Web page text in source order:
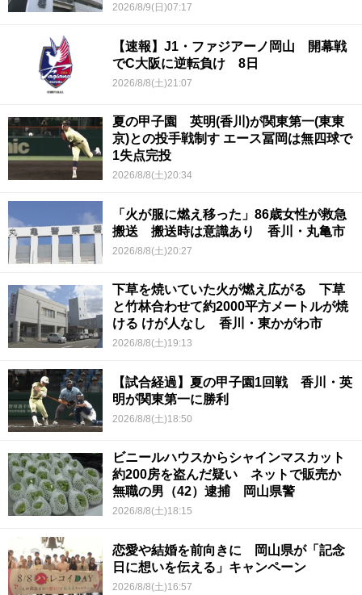
2026/8/9(日)07:17
【速報】J1・ファジアーノ岡山 開幕戦
でC大阪に逆転負け 8日
2026/8/8(土)21:07
夏の甲子園 英明(香川)が関東第一(東東
京)との投手戦制す エース冨岡は無四球で
1失点完投
2026/8/8(土)20:34
「火が服に燃え移った」86歳女性が救急
搬送 搬送時は意識あり 香川・丸亀市
2026/8/8(土)20:27
下草を焼いていた火が燃え広がる 下草
と竹林合わせて約2000平方メートルが焼
ける けが人なし 香川・東かがわ市
2026/8/8(土)19:13
【試合経過】夏の甲子園1回戦 香川・英
明が関東第一に勝利
2026/8/8(土)18:50
ビニールハウスからシャインマスカット
約200房を盗んだ疑い ネットで販売か
無職の男（42）逮捕 岡山県警
2026/8/8(土)18:15
恋愛や結婚を前向きに 岡山県が「記念
日に想いを伝える」キャンペーン
2026/8/8(土)16:57